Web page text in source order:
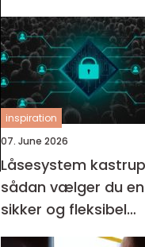
inspiration
07. June 2026
Låsesystem kastrup
sådan vælger du en
sikker og fleksibel
løsning